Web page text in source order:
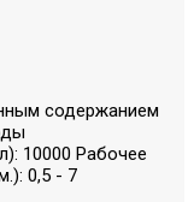
содержанием
10000 Рабочее
0,5 - 7